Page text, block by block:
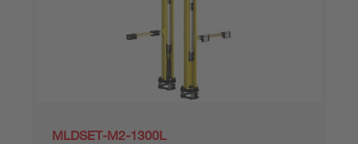
MLDSET-M2-1300L